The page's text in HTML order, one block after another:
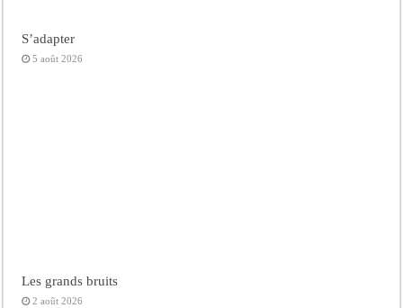
S’adapter
5 août 2026
Les grands bruits
2 août 2026